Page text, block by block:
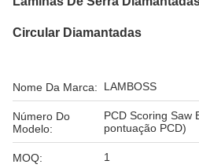
Circular Diamantadas
Nome Da Marca: LAMBOSS
Número Do
Modelo:
PCD Scoring Saw
pontuação PCD)
MOQ: 1